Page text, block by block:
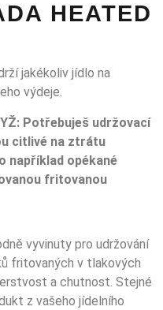
HEATED
jakékoliv jídlo na
výdeje.
Potřebuješ udržovací
citlivé na ztrátu
například opékané
fritovanou
vyvinuty pro udržování
fritovaných v tlakových
a chutnost. Stejné
z vašeho jídelního